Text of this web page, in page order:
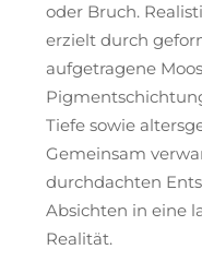
oder Bruch.
erzielt durch
aufgetragene
Tiefe sowie
Gemeinsam
durchdachten
Absichten in eine
Realität.